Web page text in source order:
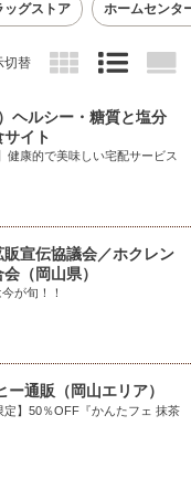
ッグストア ホームセンタ
切替
ヘルシー・糖質と塩分
イト
健康的で美味しい宅配サービス
宣伝協議会／ホクレン
（岡山県）
が旬！！
通販（岡山エリア）
定】50％OFF『かんたフェ 抹茶